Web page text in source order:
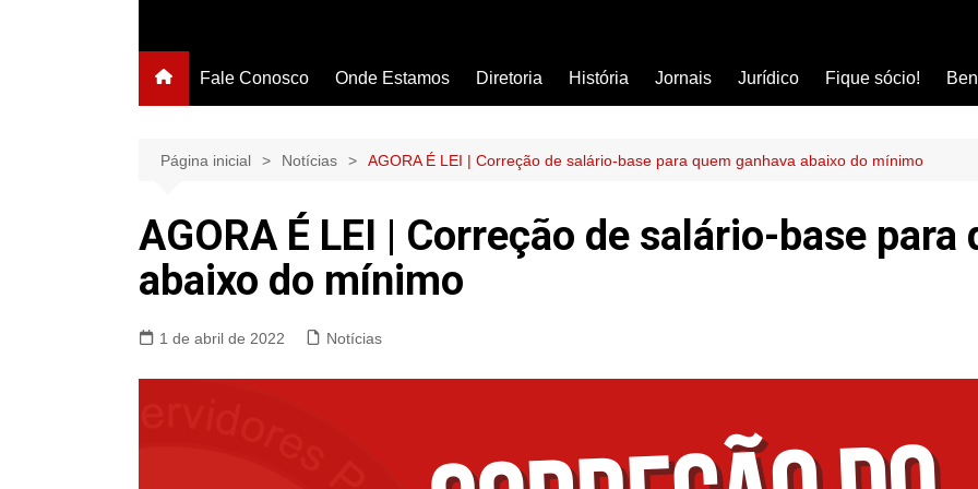
Fale Conosco Onde Estamos Diretoria História Jornais Jurídico Fique sócio!
Página inicial Notícias AGORA É LEI | Correção de salário-base para quem ganhava abaixo do mínimo
AGORA É LEI | Correção de salário-base para
abaixo do mínimo
1 de abril de 2022 Notícias